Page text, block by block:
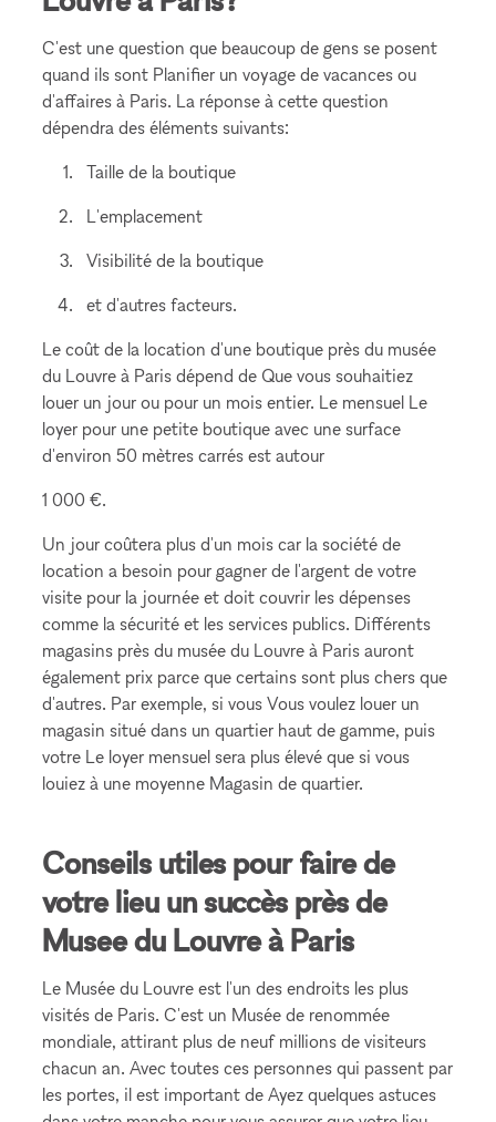
C'est une question que beaucoup de gens se posent
quand ils sont Planifier un voyage de vacances ou
d'affaires à Paris. La réponse à cette question
dépendra des éléments suivants:
Taille de la boutique
L'emplacement
Visibilité de la boutique
et d'autres facteurs.
Le coût de la location d'une boutique près du musée
du Louvre à Paris dépend de Que vous souhaitiez
louer un jour ou pour un mois entier. Le mensuel Le
loyer pour une petite boutique avec une surface
d'environ 50 mètres carrés est autour
1 000 €.
Un jour coûtera plus d'un mois car la société de
location a besoin pour gagner de l'argent de votre
visite pour la journée et doit couvrir les dépenses
comme la sécurité et les services publics. Différents
magasins près du musée du Louvre à Paris auront
également prix parce que certains sont plus chers que
d'autres. Par exemple, si vous Vous voulez louer un
magasin situé dans un quartier haut de gamme, puis
votre Le loyer mensuel sera plus élevé que si vous
louiez à une moyenne Magasin de quartier.
Conseils utiles pour faire de
votre lieu un succès près de
Musee du Louvre à Paris
Le Musée du Louvre est l'un des endroits les plus
visités de Paris. C'est un Musée de renommée
mondiale, attirant plus de neuf millions de visiteurs
chacun an. Avec toutes ces personnes qui passent par
les portes, il est important de Ayez quelques astuces